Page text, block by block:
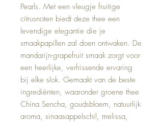
Pearls. Met een vleugje fruitige
citrusnoten biedt deze thee een
levendige elegantie die je
smaakpapillen zal doen ontwaken. De
mandarijn-grapefruit smaak zorgt voor
een heerlijke, verfrissende ervaring
bij elke slok. Gemaakt van de beste
ingrediënten, waaronder groene thee
China Sencha, goudsbloem, natuurlijk
aroma, sinaasappelschil, melissa,